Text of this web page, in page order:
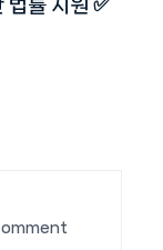
법률 지원 ✅